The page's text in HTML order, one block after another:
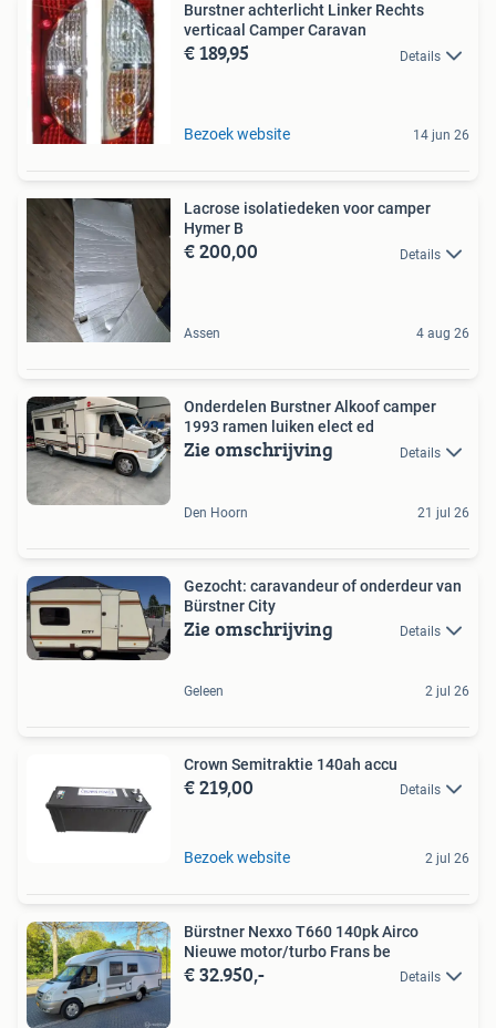
Burstner achterlicht Linker Rechts
verticaal Camper Caravan
€ 189,95 Details
Bezoek website 14 jun 26
Lacrose isolatiedeken voor camper
Hymer B
€ 200,00 Details
Assen 4 aug 26
Onderdelen Burstner Alkoof camper
1993 ramen luiken elect ed
Zie omschrijving Details
Den Hoorn 21 jul 26
Gezocht: caravandeur of onderdeur van
Bürstner City
Zie omschrijving Details
Geleen 2 jul 26
Crown Semitraktie 140ah accu
€ 219,00 Details
Bezoek website 2 jul 26
Bürstner Nexxo T660 140pk Airco
Nieuwe motor/turbo Frans be
€ 32.950,- Details